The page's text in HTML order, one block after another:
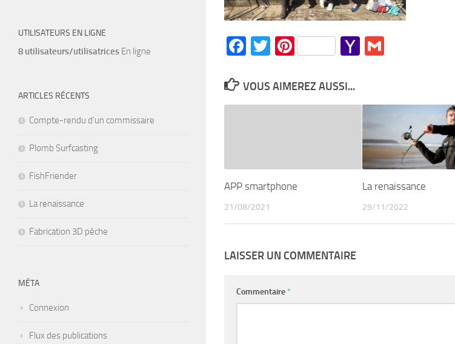
Facebook
TwitterPinterestYahoo
VOUS AIMEREZ AUSSI...
APP smartphone
21/08/2021
La renaissance
29/11/2022
LAISSER UN COMMENTAIRE
Commentaire *
UTILISATEURS EN LIGNE
8 utilisateurs/utilisatrices En ligne
ARTICLES RÉCENTS
Compte-rendu d’un commissaire
Plomb Surfcasting
FishFriender
La renaissance
Fabrication 3D pêche
MÉTA
Connexion
Flux des publications